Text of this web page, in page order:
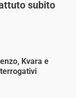
subito
Kvara e